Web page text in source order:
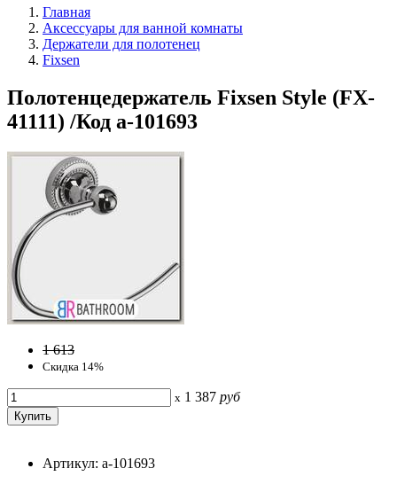
Главная
Аксессуары для ванной комнаты
Держатели для полотенец
Fixsen
Полотенцедержатель Fixsen Style (FX-
41111) /Код a-101693
1 613
Скидка 14%
x 1 387 руб
Артикул: a-101693